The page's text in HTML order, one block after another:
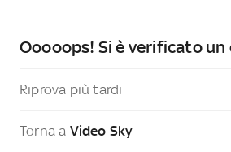
Ooooops! Si è verificato un
Riprova più tardi
Torna a Video Sky